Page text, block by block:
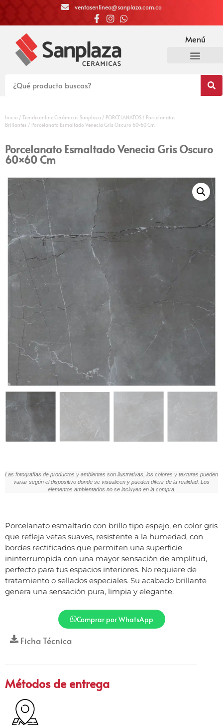
ventasenlinea@sanplaza.com.co
Menú
Inicio / Tienda online Cerámicas Sanplaza / PORCELANATOS / Porcelanatos
Brillantes / Porcelanato Esmaltado Venecia Gris Oscuro 60×60 Cm
Porcelanato Esmaltado Venecia Gris Oscuro
60×60 Cm
Las fotografías de productos y ambientes son ilustrativas, los colores y texturas pueden
variar según el dispositivo donde se visualicen y pueden diferir de la realidad. Los
elementos ambientados no se incluyen en la compra.
Porcelanato esmaltado con brillo tipo espejo, en color gris
que refleja vetas suaves, resistente a la humedad, con
bordes rectificados que permiten una superficie
ininterrumpida con una mayor sensación de amplitud,
perfecto para tus espacios interiores. No requiere de
tratamiento o sellados especiales. Su acabado brillante
genera una sensación pura, limpia y elegante.
Comprar por WhatsApp
Ficha Técnica
Métodos de entrega